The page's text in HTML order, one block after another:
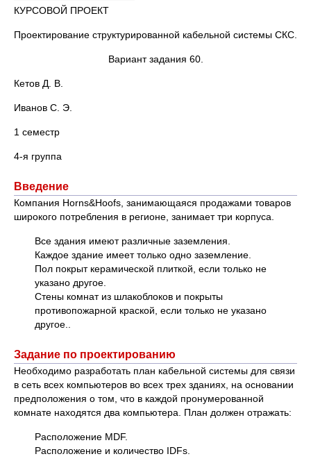
КУРСОВОЙ ПРОЕКТ
Проектирование структурированной кабельной системы СКС.
Вариант задания 60.
Кетов Д. В.
Иванов С. Э.
1 семестр
4-я группа
Введение
Компания Horns&Hoofs, занимающаяся продажами товаров
широкого потребления в регионе, занимает три корпуса.
Все здания имеют различные заземления.
Каждое здание имеет только одно заземление.
Пол покрыт керамической плиткой, если только не
указано другое.
Стены комнат из шлакоблоков и покрыты
противопожарной краской, если только не указано
другое..
Задание по проектированию
Необходимо разработать план кабельной системы для связи
в сеть всех компьютеров во всех трех зданиях, на основании
предположения о том, что в каждой пронумерованной
комнате находятся два компьютера. План должен отражать:
Расположение MDF.
Расположение и количество IDFs.